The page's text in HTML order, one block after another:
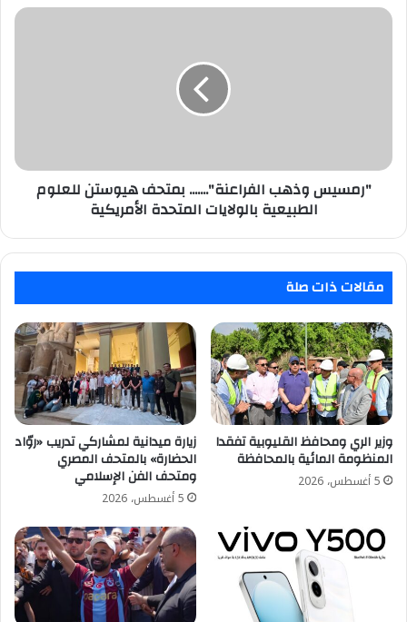
أن
إلى
حقيقة
"رمسيس
المتحدة
الأمريكية
"رمسيس وذهب الفراعنة"....... بمتحف هيوستن للعلوم
الطبيعية بالولايات المتحدة الأمريكية
مقالات ذات صلة
وزير الري ومحافظ القليوبية تفقدا
المنظومة المائية بالمحافظة
5 أغسطس، 2026
زيارة ميدانية لمشاركي تدريب «روّاد
الحضارة» بالمتحف المصري
ومتحف الفن الإسلامي
5 أغسطس، 2026